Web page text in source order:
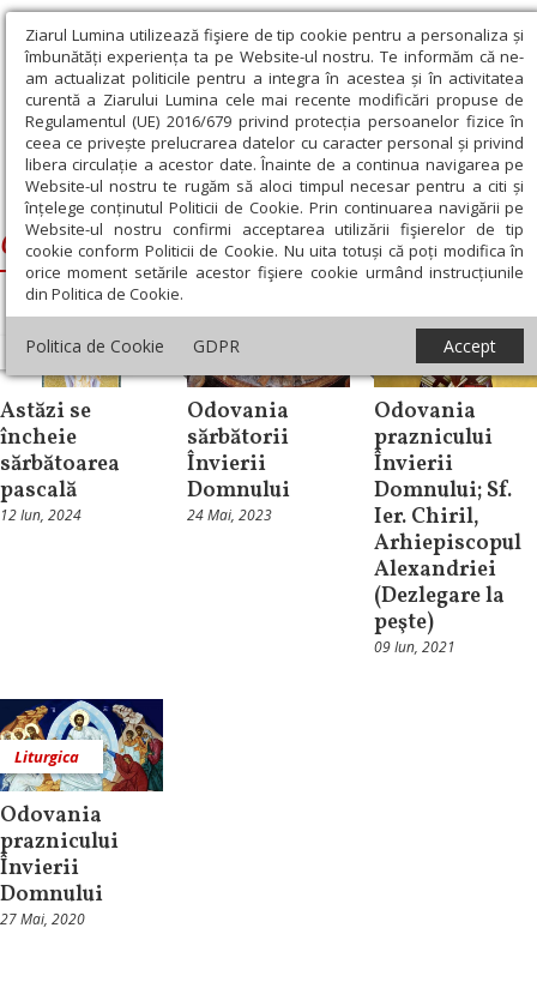
Ziarul Lumina utilizează fişiere de tip cookie pentru a personaliza și
îmbunătăți experiența ta pe Website-ul nostru. Te informăm că ne-
am actualizat politicile pentru a integra în acestea și în activitatea
curentă a Ziarului Lumina cele mai recente modificări propuse de
Regulamentul (UE) 2016/679 privind protecția persoanelor fizice în
ceea ce privește prelucrarea datelor cu caracter personal și privind
libera circulație a acestor date. Înainte de a continua navigarea pe
Website-ul nostru te rugăm să aloci timpul necesar pentru a citi și
înțelege conținutul Politicii de Cookie. Prin continuarea navigării pe
Website-ul nostru confirmi acceptarea utilizării fişierelor de tip
cookie conform Politicii de Cookie. Nu uita totuși că poți modifica în
orice moment setările acestor fişiere cookie urmând instrucțiunile
din Politica de Cookie.
Politica de Cookie GDPR Accept
Ziarul Lumina › Odovania praznicului Învierii Domnului
Odovania praznicului Învierii Domnului
Repere și idei
Astăzi se
încheie
sărbătoarea
pascală
12 Iun, 2024
Repere și idei
Odovania
sărbătorii
Învierii
Domnului
24 Mai, 2023
Sinaxar
Odovania
praznicului
Învierii
Domnului; Sf.
Ier. Chiril,
Arhiepiscopul
Alexandriei
(Dezlegare la
peşte)
09 Iun, 2021
Liturgica
Odovania
praznicului
Învierii
Domnului
27 Mai, 2020